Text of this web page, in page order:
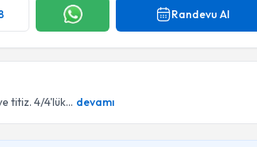
Randevu Al
titiz. 4/4'lük... devamı